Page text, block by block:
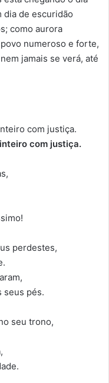
dia de escuridão
como aurora
numeroso e forte,
jamais se verá, até
com justiça.
com justiça.
perdestes,
seus pés.
seu trono,